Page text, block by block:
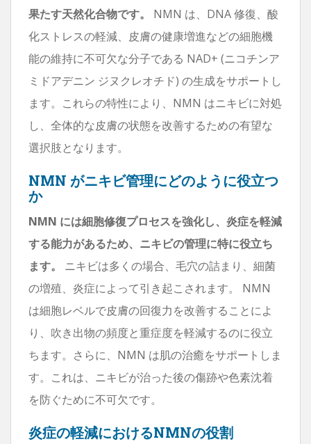
果たす天然化合物です。
NMN は、DNA 修復、酸
化ストレスの軽減、皮膚の健康増進などの細胞機
能の維持に不可欠な分子である NAD+ (ニコチンア
ミドアデニン ジヌクレオチド) の生成をサポートし
ます。これらの特性により、NMN はニキビに対処
し、全体的な皮膚の状態を改善するための有望な
選択肢となります。
NMN がニキビ管理にどのように役立つ
か
NMN には細胞修復プロセスを強化し、炎症を軽減
する能力があるため、ニキビの管理に特に役立ち
ます。
ニキビは多くの場合、毛穴の詰まり、細菌
の増殖、炎症によって引き起こされます。 NMN
は細胞レベルで皮膚の回復力を改善することによ
り、吹き出物の頻度と重症度を軽減するのに役立
ちます。さらに、NMN は肌の治癒をサポートしま
す。これは、ニキビが治った後の傷跡や色素沈着
を防ぐために不可欠です。
炎症の軽減におけるNMNの役割